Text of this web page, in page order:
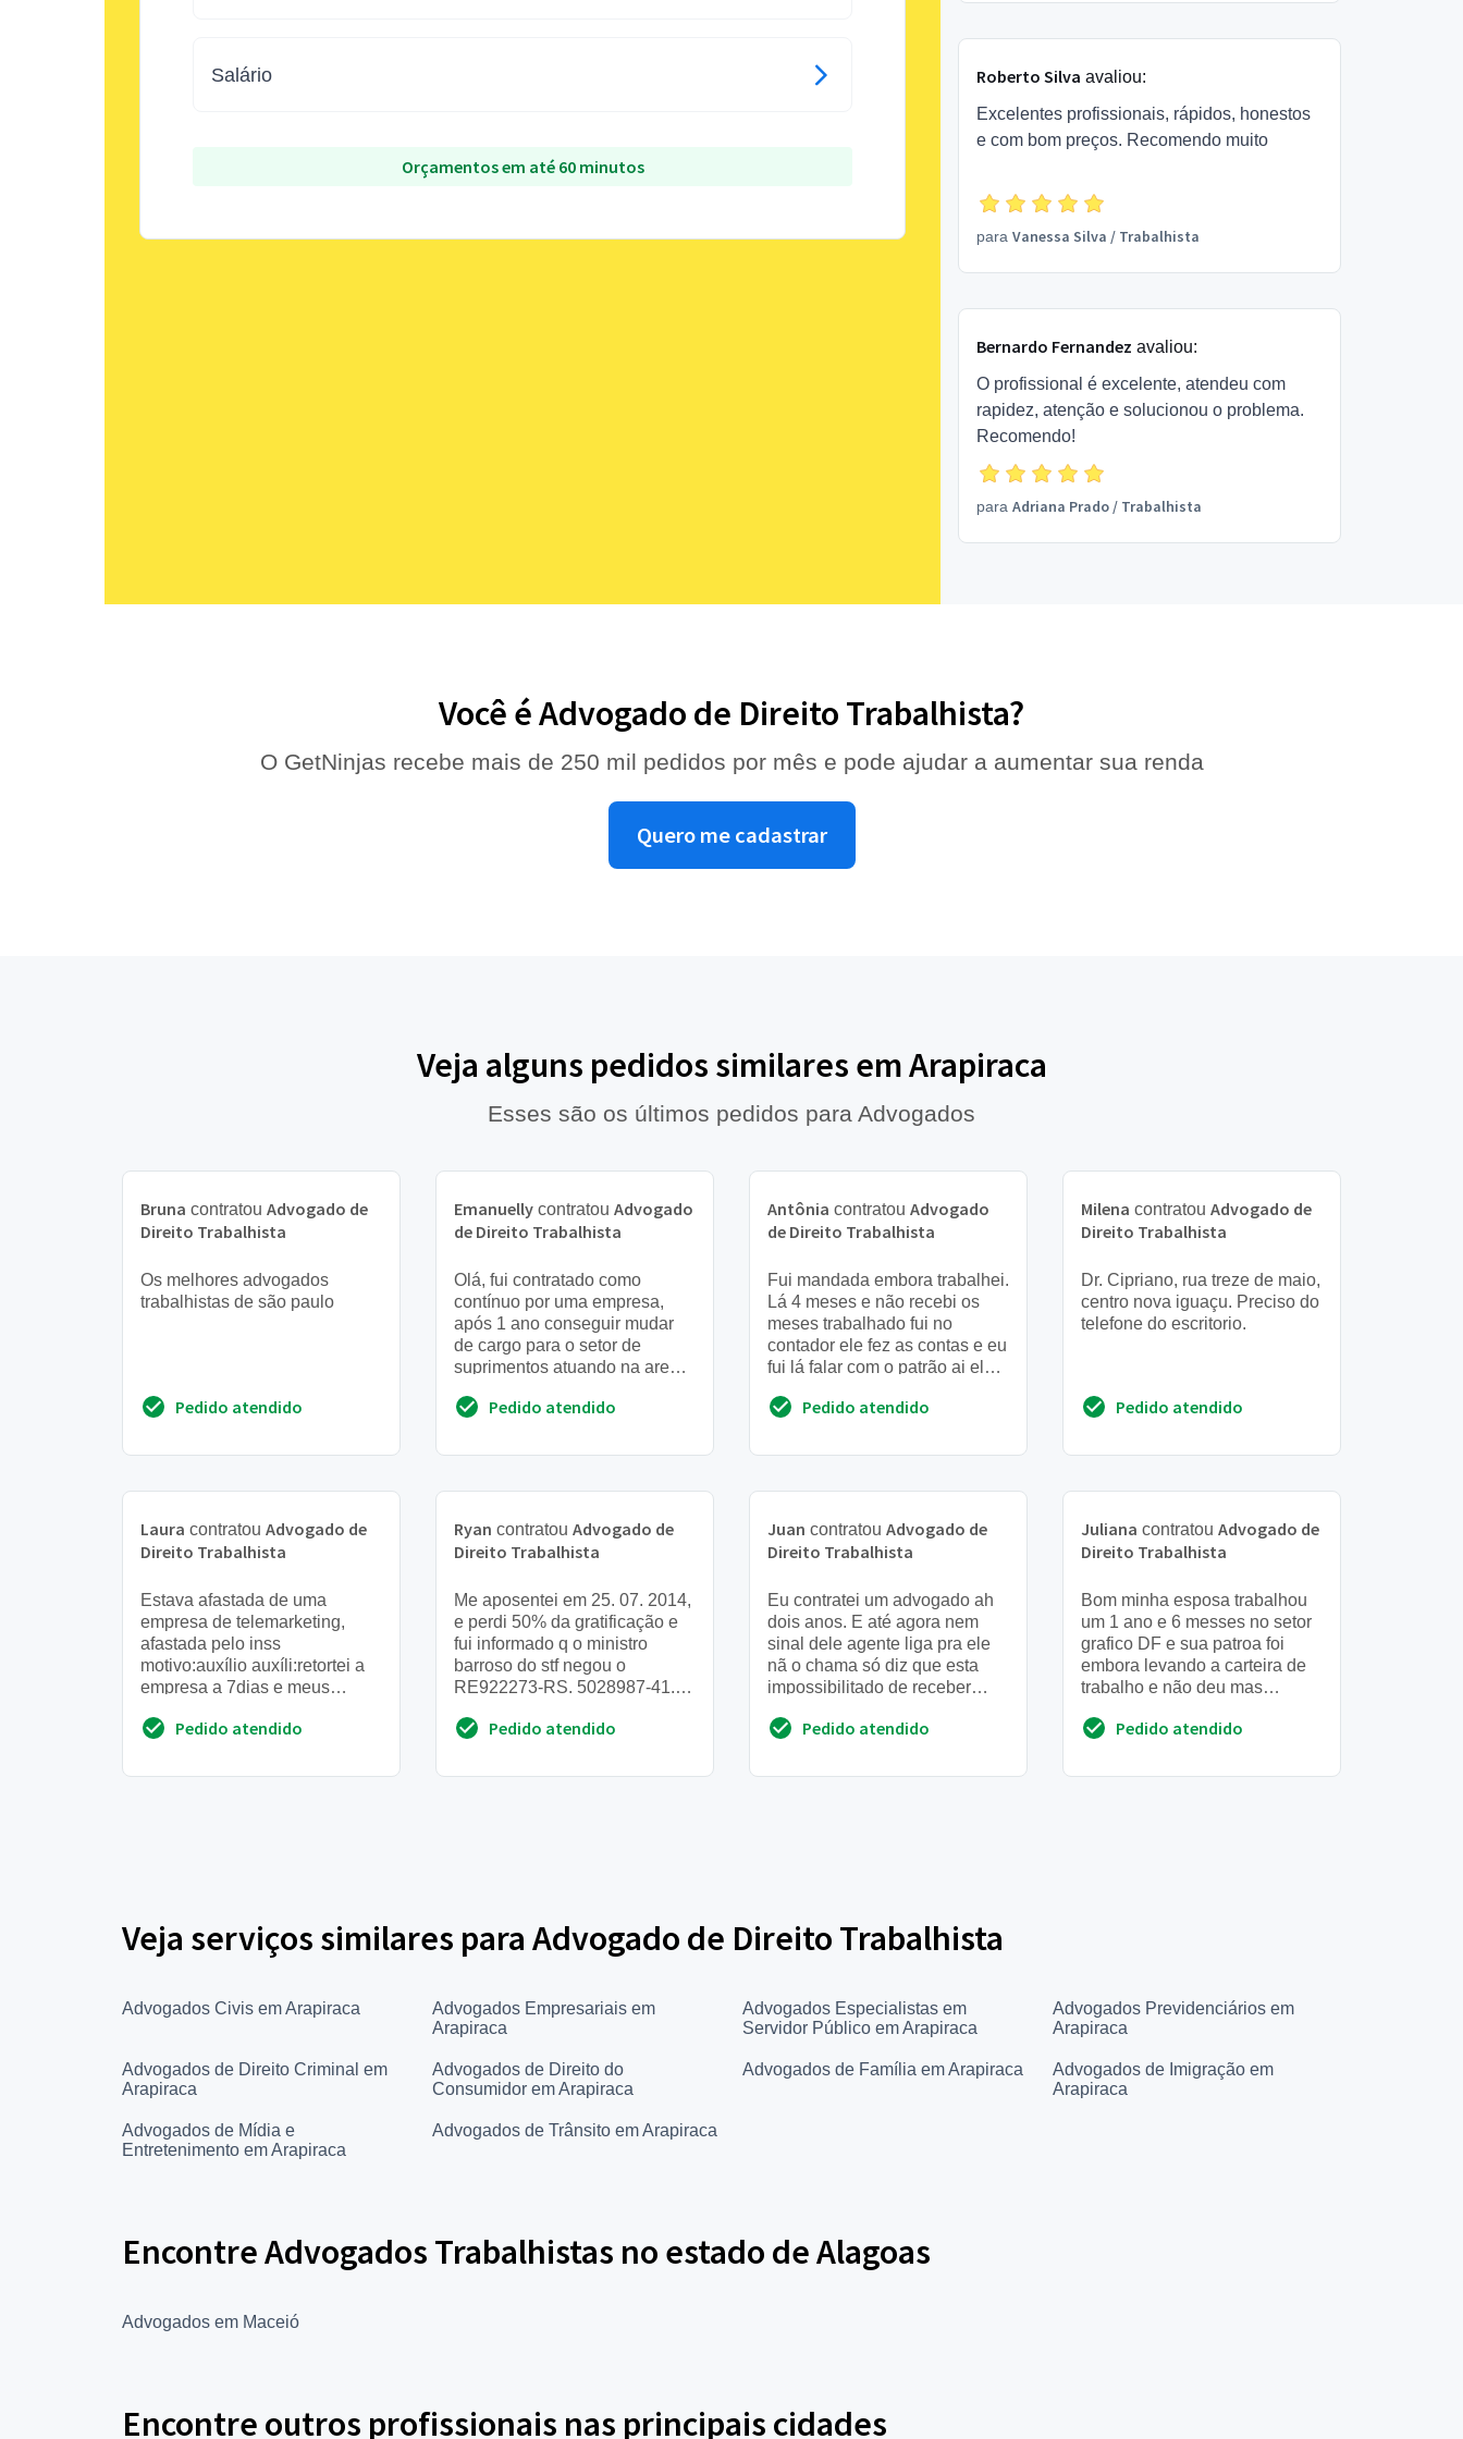
Salário
Orçamentos em até 60 minutos
Roberto Silva avaliou:
Excelentes profissionais, rápidos, honestos
e com bom preços. Recomendo muito
para Vanessa Silva / Trabalhista
Bernardo Fernandez avaliou:
O profissional é excelente, atendeu com
rapidez, atenção e solucionou o problema.
Recomendo!
para Adriana Prado/ Trabalhista
Você é Advogado de Direito Trabalhista?
O GetNinjas recebe mais de 250 mil pedidos por mês e pode ajudar a aumentar sua renda
Quero me cadastrar
Veja alguns pedidos similares em Arapiraca
Esses são os últimos pedidos para Advogados
Bruna contratou Advogado de
Direito Trabalhista
Os melhores advogados
trabalhistas de são paulo
Pedido atendido
Emanuelly contratou Advogado
de Direito Trabalhista
Olá, fui contratado como
contínuo por uma empresa,
após 1 ano conseguir mudar
de cargo para o setor de
suprimentos atuando na area
minha carteira como auxiliar
Pedido atendido
Antônia contratou Advogado
de Direito Trabalhista
Fui mandada embora trabalhei.
Lá 4 meses e não recebi os
meses trabalhado fui no
contador ele fez as contas e eu
fui lá falar com o patrão ai ele
não quero ...
Pedido atendido
Milena contratou Advogado de
Direito Trabalhista
Dr. Cipriano, rua treze de maio,
centro nova iguaçu. Preciso do
telefone do escritorio.
Pedido atendido
Laura contratou Advogado de
Direito Trabalhista
Estava afastada de uma
empresa de telemarketing,
afastada pelo inss
motivo:auxílio auxíli:retortei a
empresa a 7dias e meus
bloqueados,msm assim tenho
Pedido atendido
Ryan contratou Advogado de
Direito Trabalhista
Me aposentei em 25. 07. 2014,
e perdi 50% da gratificação e
fui informado q o ministro
barroso do stf negou o
RE922273-RS. 5028987-41.
aposentados ja estão rec...
Pedido atendido
Juan contratou Advogado de
Direito Trabalhista
Eu contratei um advogado ah
dois anos. E até agora nem
sinal dele agente liga pra ele
nã o chama só diz que esta
impossibilitado de receber
dele esta um aviso ...
Pedido atendido
Juliana contratou Advogado de
Direito Trabalhista
Bom minha esposa trabalhou
um 1 ano e 6 messes no setor
grafico DF e sua patroa foi
embora levando a carteira de
trabalho e não deu mas
Pedido atendido
Veja serviços similares para Advogado de Direito Trabalhista
Advogados Civis em Arapiraca
Advogados Empresariais em
Arapiraca
Advogados Especialistas em
Servidor Público em Arapiraca
Advogados Previdenciários em
Arapiraca
Advogados de Direito Criminal em
Arapiraca
Advogados de Direito do
Consumidor em Arapiraca
Advogados de Família em Arapiraca
Advogados de Imigração em
Arapiraca
Advogados de Mídia e
Entretenimento em Arapiraca
Advogados de Trânsito em Arapiraca
Encontre Advogados Trabalhistas no estado de Alagoas
Advogados em Maceió
Encontre outros profissionais nas principais cidades